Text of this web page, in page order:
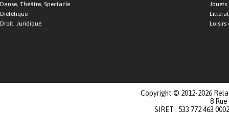
Danse, Théâtre, Spectacle
Diététique
Droit, Juridique
Jouets
Loisirs
Copyright © 2012-2026
8
SIRET : 533 772 463